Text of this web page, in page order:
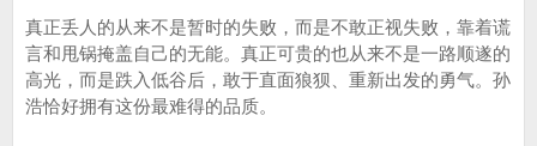
真正丢人的从来不是暂时的失败，而是不敢正视失败，靠着谎
言和甩锅掩盖自己的无能。真正可贵的也从来不是一路顺遂的
高光，而是跌入低谷后，敢于直面狼狈、重新出发的勇气。孙
浩恰好拥有这份最难得的品质。